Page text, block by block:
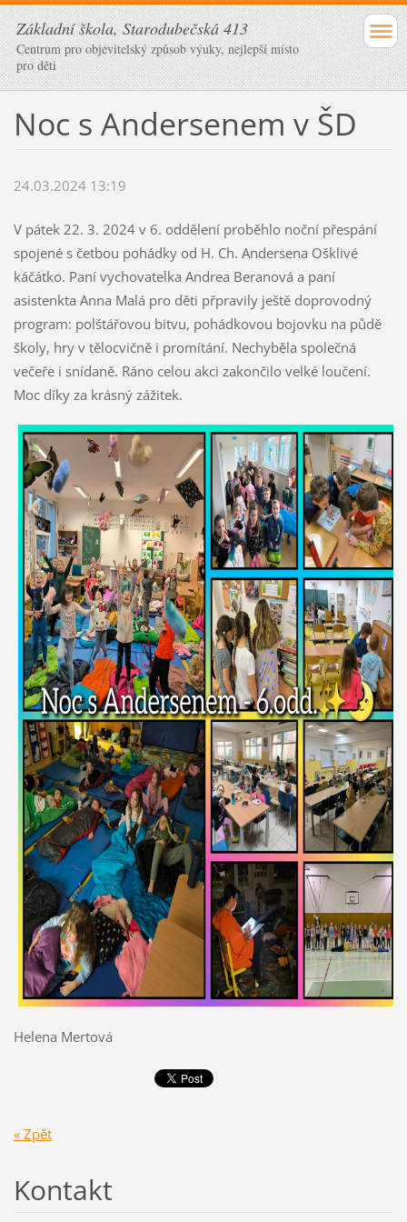
Základní škola, Starodubečská 413
Centrum pro objevitelský způsob výuky, nejlepší místo
pro děti
Noc s Andersenem v ŠD
24.03.2024 13:19
V pátek 22. 3. 2024 v 6. oddělení proběhlo noční přespání
spojené s četbou pohádky od H. Ch. Andersena Ošklivé
káčátko. Paní vychovatelka Andrea Beranová a paní
asistenkta Anna Malá pro děti přpravily ještě doprovodný
program: polštářovou bitvu, pohádkovou bojovku na půdě
školy, hry v tělocvičně i promítání. Nechyběla společná
večeře i snídaně. Ráno celou akci zakončilo velké loučení.
Moc díky za krásný zážitek.
Helena Mertová
« Zpět
Kontakt